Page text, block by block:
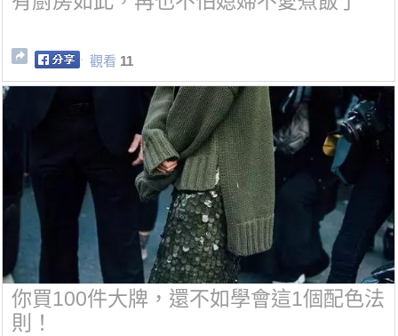
觀看 11
你買100件大牌，還不如學會這1個配色法
則！